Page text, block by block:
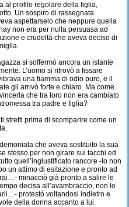
al profilo regolare della figlia,
Un sospiro di rassegnata
aspettarselo che neppure quella
non era per nulla persuasa ad
e crudeltà che aveva deciso di
si soffermò ancora un istante
L’uomo si ritrovò a fissare
una fiamma di odio puro, e il
gli arrivò forte e chiaro. Ma come
che tra loro non era cambiato
tra padre e figlia?
stretti prima di scomparire come un
che aveva sostituito la sua
stesso per non girare sui tacchi ed
quell’ingiustificato rancore -Io non
un attimo di esitazione e pronto ad
minacciò già pronto a salire le
decisa all’avambraccio, non lo
protestò voltandosi indietro e
della donna accanto a lui.